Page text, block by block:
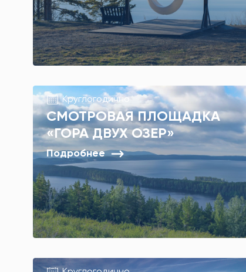
Круглогодично
СМОТРОВАЯ ПЛОЩАДКА
«ГОРА ДВУХ ОЗЕР»
Подробнее